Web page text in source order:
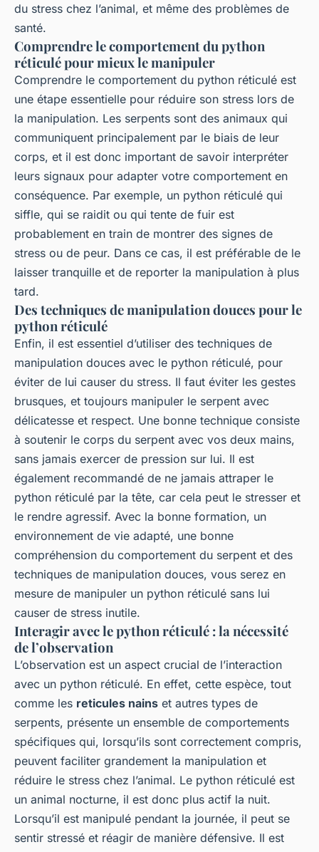
du stress chez l’animal, et même des problèmes de
santé.
Comprendre le comportement du python
réticulé pour mieux le manipuler
Comprendre le comportement du python réticulé est
une étape essentielle pour réduire son stress lors de
la manipulation. Les serpents sont des animaux qui
communiquent principalement par le biais de leur
corps, et il est donc important de savoir interpréter
leurs signaux pour adapter votre comportement en
conséquence. Par exemple, un python réticulé qui
siffle, qui se raidit ou qui tente de fuir est
probablement en train de montrer des signes de
stress ou de peur. Dans ce cas, il est préférable de le
laisser tranquille et de reporter la manipulation à plus
tard.
Des techniques de manipulation douces pour le
python réticulé
Enfin, il est essentiel d’utiliser des techniques de
manipulation douces avec le python réticulé, pour
éviter de lui causer du stress. Il faut éviter les gestes
brusques, et toujours manipuler le serpent avec
délicatesse et respect. Une bonne technique consiste
à soutenir le corps du serpent avec vos deux mains,
sans jamais exercer de pression sur lui. Il est
également recommandé de ne jamais attraper le
python réticulé par la tête, car cela peut le stresser et
le rendre agressif. Avec la bonne formation, un
environnement de vie adapté, une bonne
compréhension du comportement du serpent et des
techniques de manipulation douces, vous serez en
mesure de manipuler un python réticulé sans lui
causer de stress inutile.
Interagir avec le python réticulé : la nécessité
de l’observation
L’observation est un aspect crucial de l’interaction
avec un python réticulé. En effet, cette espèce, tout
comme les reticules nains et autres types de
serpents, présente un ensemble de comportements
spécifiques qui, lorsqu’ils sont correctement compris,
peuvent faciliter grandement la manipulation et
réduire le stress chez l’animal. Le python réticulé est
un animal nocturne, il est donc plus actif la nuit.
Lorsqu’il est manipulé pendant la journée, il peut se
sentir stressé et réagir de manière défensive. Il est